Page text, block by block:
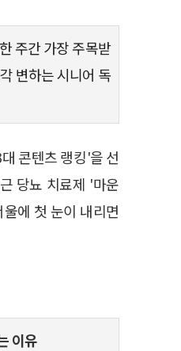
주간 가장 주목받
변하는 시니어 독
콘텐츠 랭킹'을 선
당뇨 치료제 '마운
에 첫 눈이 내리면
이유